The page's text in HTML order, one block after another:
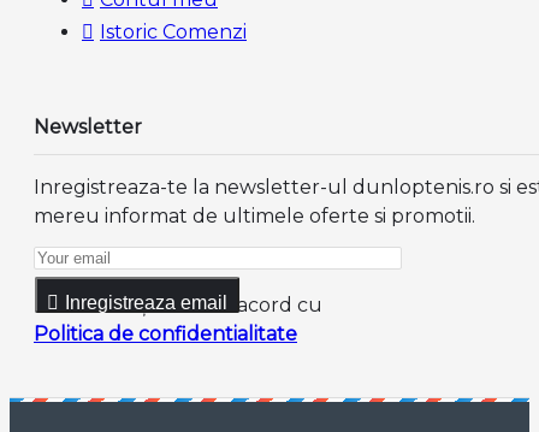
Istoric Comenzi
Newsletter
Inregistreaza-te la newsletter-ul dunloptenis.ro si
mereu informat de ultimele oferte si promotii.
Inregistreaza email
Am citit şi sunt de acord cu
Politica de confidentialitate